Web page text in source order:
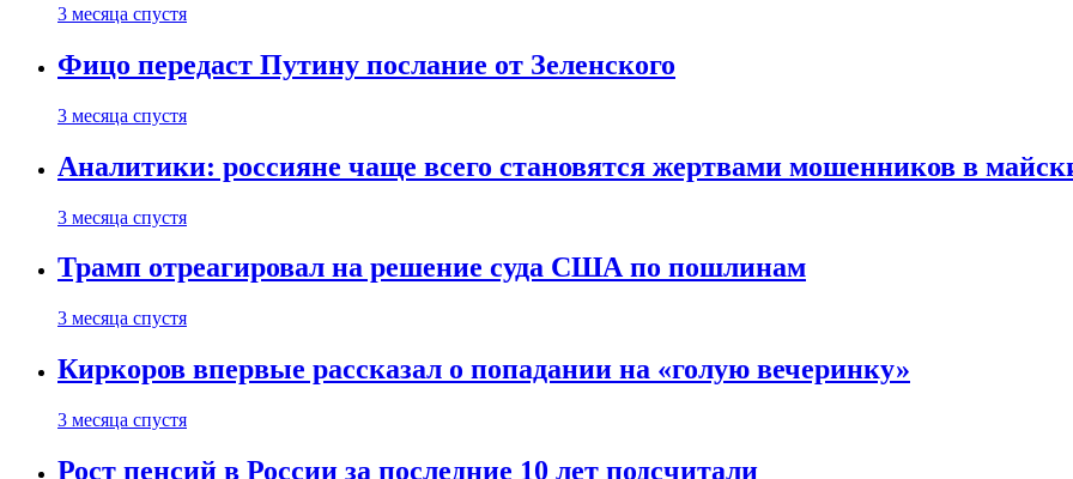
3 месяца спустя
Фицо передаст Путину послание от Зеленского
3 месяца спустя
Аналитики: россияне чаще всего становятся жертвами мошенников в
3 месяца спустя
Трамп отреагировал на решение суда США по пошлинам
3 месяца спустя
Киркоров впервые рассказал о попадании на «голую вечеринку»
3 месяца спустя
Рост пенсий в России за последние 10 лет подсчитали